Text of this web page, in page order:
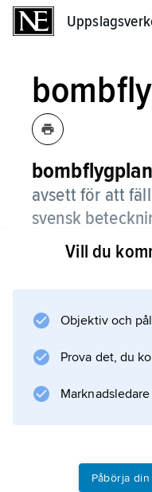
avsett för att
svensk
Bombflygplan,
avses främst för
konventionella
eller brandbomber.
Vill du
Objektiv och
Prova det, du
Påbörja